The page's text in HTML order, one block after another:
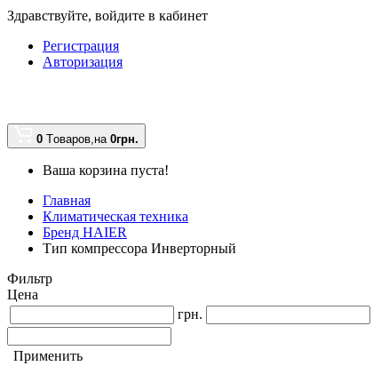
Здравствуйте, войдите в кабинет
Регистрация
Авторизация
0 Tоваров,на 0грн.
Ваша корзина пуста!
Главная
Климатическая техника
Бренд HAIER
Тип компрессора Инверторный
Фильтр
Цена
грн.
Применить